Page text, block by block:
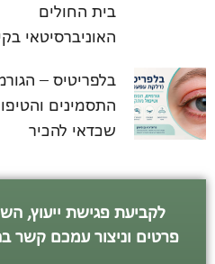
בית החולים
האוניברסיטאי
בלפריטיס –
התסמינים
שכדאי להכיר
לקביעת פגישת ייעוץ,
פרטים וניצור עמכם קשר